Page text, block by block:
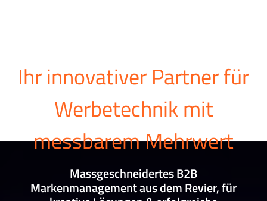
Ihr innovativer Partner für
Werbetechnik mit
messbarem Mehrwert
Massgeschneidertes B2B
Markenmanagement aus dem Revier, für